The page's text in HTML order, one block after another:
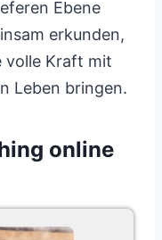
Ebene
erkunden,
volle Kraft mit
Leben bringen.
online